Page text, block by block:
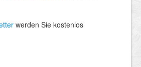
werden Sie kostenlos